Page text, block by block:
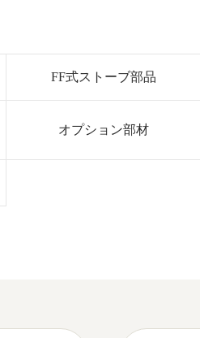
FF式ストーブ部品
オプション部材